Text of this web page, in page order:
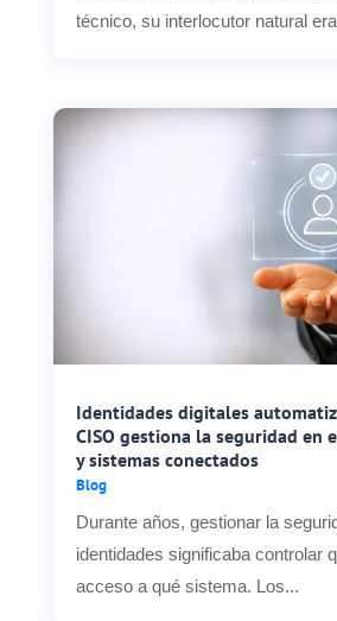
técnico, su interlocutor natural
Identidades digitales
CISO gestiona la seguridad en
y sistemas conectados
Blog
Durante años, gestionar la
identidades significaba controlar
acceso a qué sistema. Los...